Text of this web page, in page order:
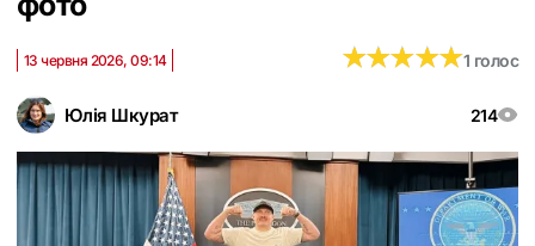
Юлія Шкурат 214
13 червня 2026, 09:14 ★★★★★
★★★★★1 голос